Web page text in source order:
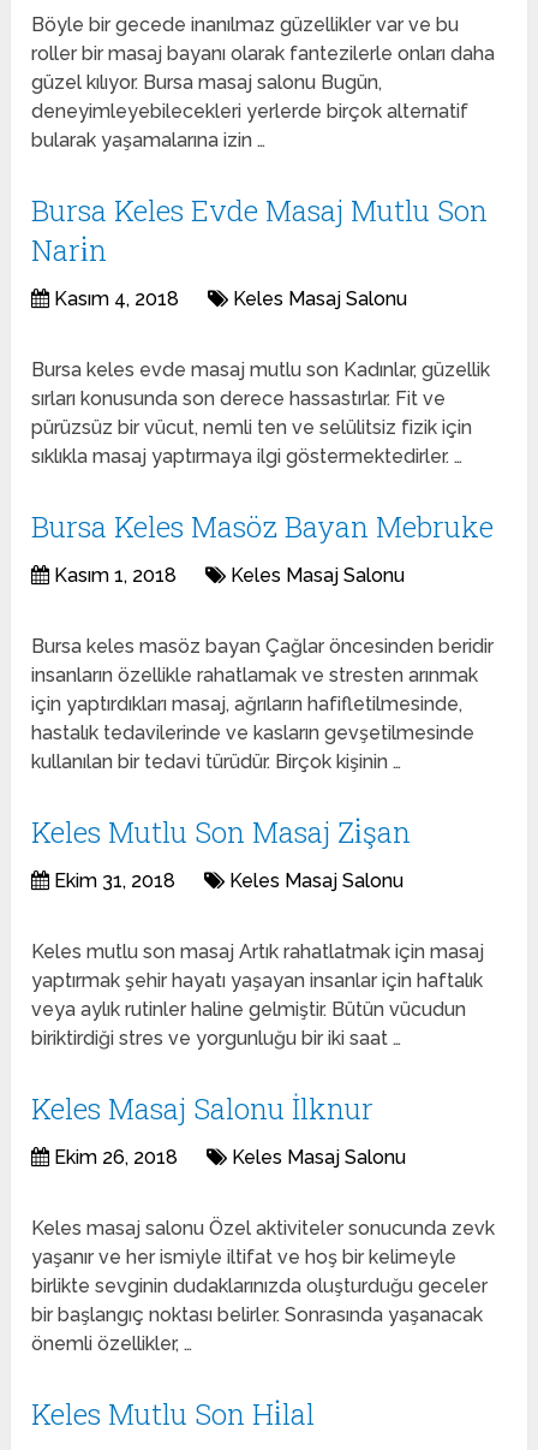
Böyle bir gecede inanılmaz güzellikler var ve bu
roller bir masaj bayanı olarak fantezilerle onları daha
güzel kılıyor. Bursa masaj salonu Bugün,
deneyimleyebilecekleri yerlerde birçok alternatif
bularak yaşamalarına izin …
Bursa Keles Evde Masaj Mutlu Son
Nari̇n
Kasım 4, 2018 Keles Masaj Salonu
Bursa keles evde masaj mutlu son Kadınlar, güzellik
sırları konusunda son derece hassastırlar. Fit ve
pürüzsüz bir vücut, nemli ten ve selülitsiz fizik için
sıklıkla masaj yaptırmaya ilgi göstermektedirler. …
Bursa Keles Masöz Bayan Mebruke
Kasım 1, 2018 Keles Masaj Salonu
Bursa keles masöz bayan Çağlar öncesinden beridir
insanların özellikle rahatlamak ve stresten arınmak
için yaptırdıkları masaj, ağrıların hafifletilmesinde,
hastalık tedavilerinde ve kasların gevşetilmesinde
kullanılan bir tedavi türüdür. Birçok kişinin …
Keles Mutlu Son Masaj Zi̇şan
Ekim 31, 2018 Keles Masaj Salonu
Keles mutlu son masaj Artık rahatlatmak için masaj
yaptırmak şehir hayatı yaşayan insanlar için haftalık
veya aylık rutinler haline gelmiştir. Bütün vücudun
biriktirdiği stres ve yorgunluğu bir iki saat …
Keles Masaj Salonu İlknur
Ekim 26, 2018 Keles Masaj Salonu
Keles masaj salonu Özel aktiviteler sonucunda zevk
yaşanır ve her ismiyle iltifat ve hoş bir kelimeyle
birlikte sevginin dudaklarınızda oluşturduğu geceler
bir başlangıç ​​noktası belirler. Sonrasında yaşanacak
önemli özellikler, …
Keles Mutlu Son Hi̇lal